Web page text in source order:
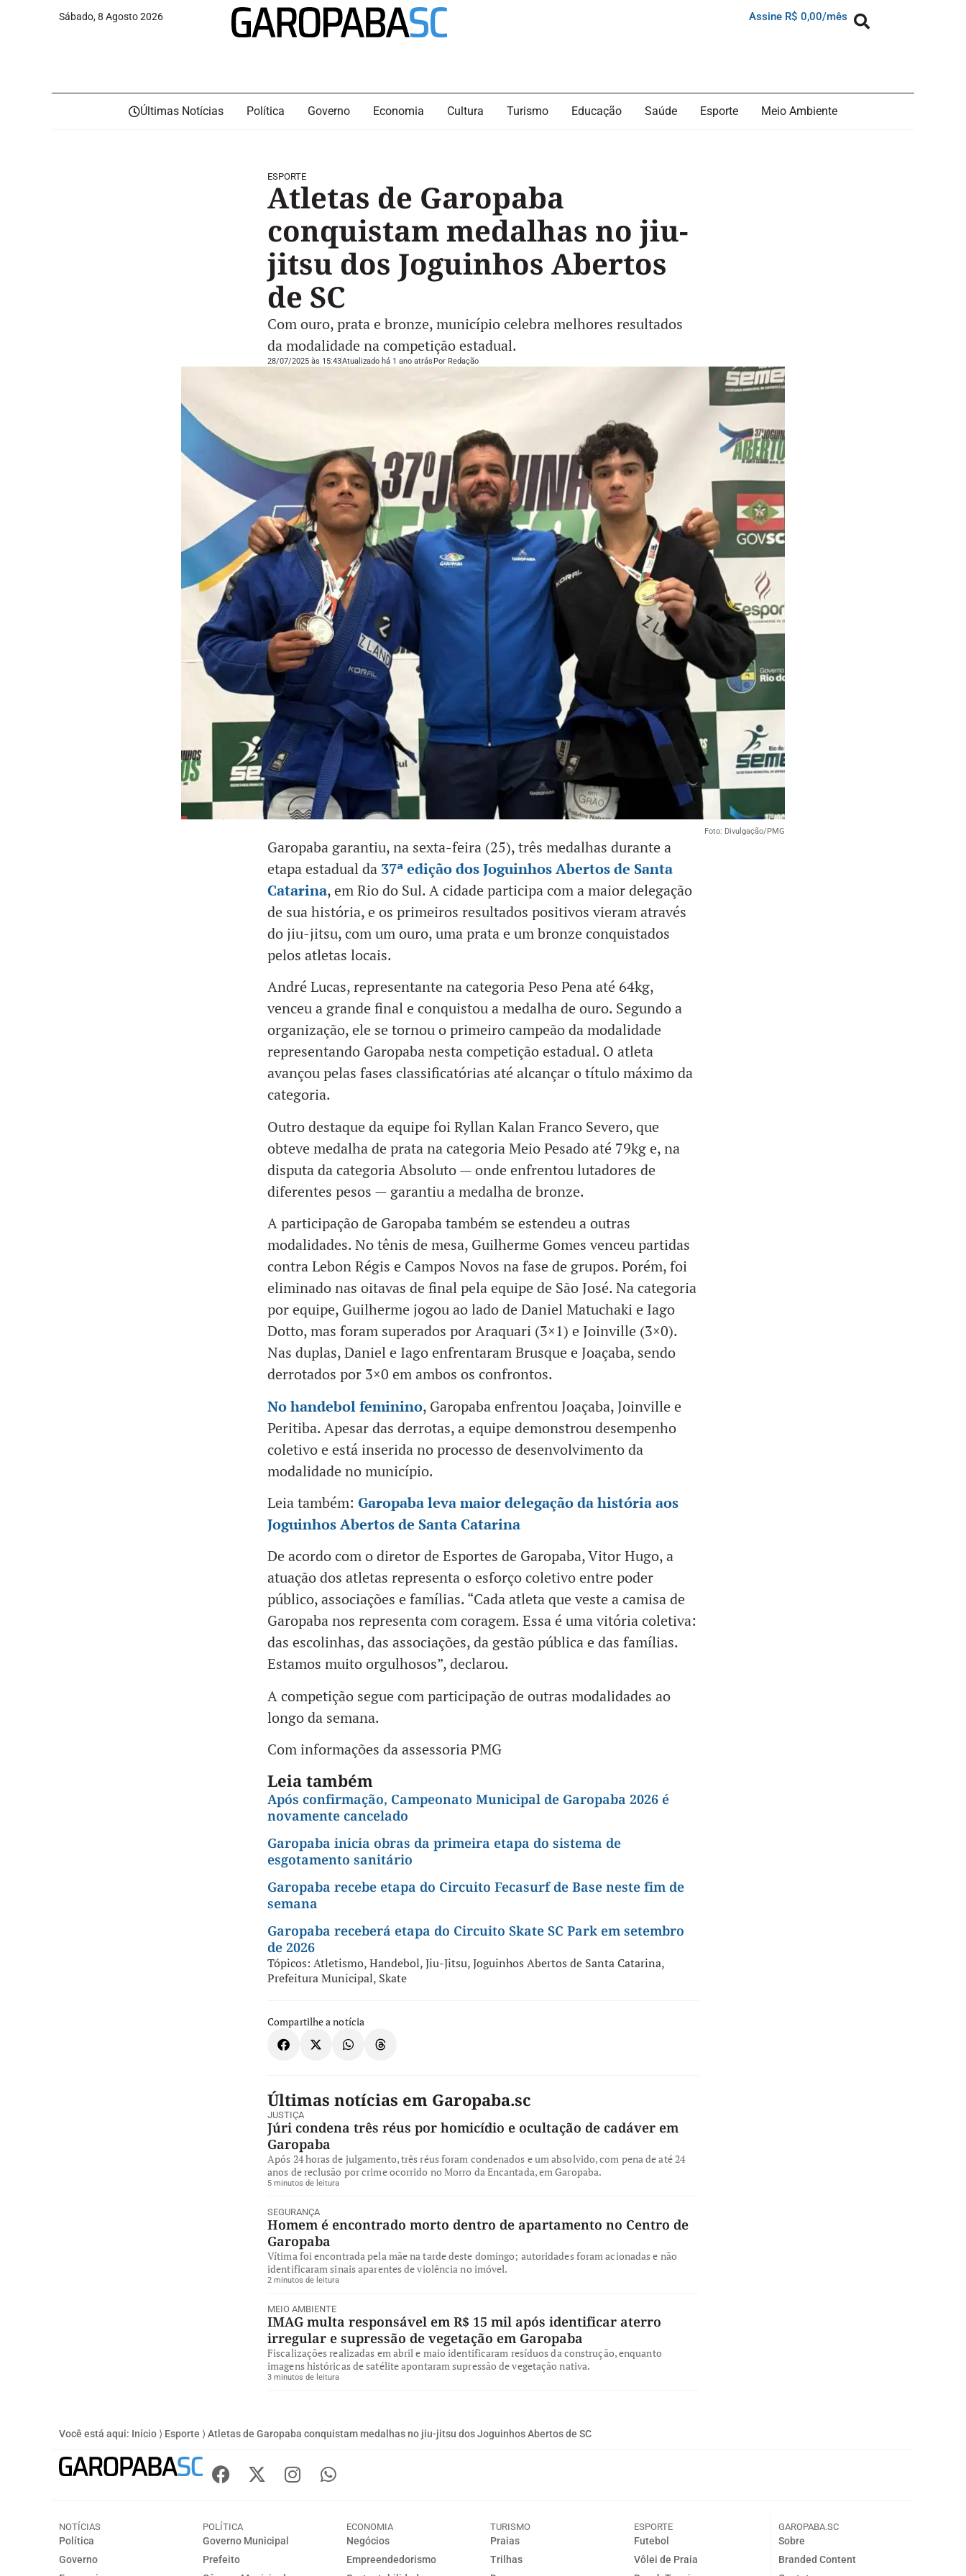
Sábado, 8 Agosto 2026 Assine R$ 0,00/mês
Últimas Notícias Política Governo Economia Cultura Turismo Educação Saúde Esporte Meio Ambiente
ESPORTE
Atletas de Garopaba
conquistam medalhas no jiu-
jitsu dos Joguinhos Abertos
de SC
Com ouro, prata e bronze, município celebra melhores resultados
da modalidade na competição estadual.
28/07/2025 às 15:43Atualizado há 1 ano atrás Por Redação
Foto: Divulgação/PMG
Garopaba garantiu, na sexta-feira (25), três medalhas durante a
etapa estadual da 37ª edição dos Joguinhos Abertos de Santa
Catarina, em Rio do Sul. A cidade participa com a maior delegação
de sua história, e os primeiros resultados positivos vieram através
do jiu-jitsu, com um ouro, uma prata e um bronze conquistados
pelos atletas locais.
André Lucas, representante na categoria Peso Pena até 64kg,
venceu a grande final e conquistou a medalha de ouro. Segundo a
organização, ele se tornou o primeiro campeão da modalidade
representando Garopaba nesta competição estadual. O atleta
avançou pelas fases classificatórias até alcançar o título máximo da
categoria.
Outro destaque da equipe foi Ryllan Kalan Franco Severo, que
obteve medalha de prata na categoria Meio Pesado até 79kg e, na
disputa da categoria Absoluto — onde enfrentou lutadores de
diferentes pesos — garantiu a medalha de bronze.
A participação de Garopaba também se estendeu a outras
modalidades. No tênis de mesa, Guilherme Gomes venceu partidas
contra Lebon Régis e Campos Novos na fase de grupos. Porém, foi
eliminado nas oitavas de final pela equipe de São José. Na categoria
por equipe, Guilherme jogou ao lado de Daniel Matuchaki e Iago
Dotto, mas foram superados por Araquari (3×1) e Joinville (3×0).
Nas duplas, Daniel e Iago enfrentaram Brusque e Joaçaba, sendo
derrotados por 3×0 em ambos os confrontos.
No handebol feminino, Garopaba enfrentou Joaçaba, Joinville e
Peritiba. Apesar das derrotas, a equipe demonstrou desempenho
coletivo e está inserida no processo de desenvolvimento da
modalidade no município.
Leia também: Garopaba leva maior delegação da história aos
Joguinhos Abertos de Santa Catarina
De acordo com o diretor de Esportes de Garopaba, Vitor Hugo, a
atuação dos atletas representa o esforço coletivo entre poder
público, associações e famílias. “Cada atleta que veste a camisa de
Garopaba nos representa com coragem. Essa é uma vitória coletiva:
das escolinhas, das associações, da gestão pública e das famílias.
Estamos muito orgulhosos”, declarou.
A competição segue com participação de outras modalidades ao
longo da semana.
Com informações da assessoria PMG
Leia também
Após confirmação, Campeonato Municipal de Garopaba 2026 é
novamente cancelado
Garopaba inicia obras da primeira etapa do sistema de
esgotamento sanitário
Garopaba recebe etapa do Circuito Fecasurf de Base neste fim de
semana
Garopaba receberá etapa do Circuito Skate SC Park em setembro
de 2026
Tópicos: Atletismo,Handebol,Jiu-Jitsu,Joguinhos Abertos de Santa Catarina,
Prefeitura Municipal, Skate
Compartilhe a notícia
Últimas notícias em Garopaba.sc
JUSTIÇA
Júri condena três réus por homicídio e ocultação de cadáver em
Garopaba
Após 24 horas de julgamento, três réus foram condenados e um absolvido, com pena de até 24
anos de reclusão por crime ocorrido no Morro da Encantada, em Garopaba.
5 minutos de leitura
SEGURANÇA
Homem é encontrado morto dentro de apartamento no Centro de
Garopaba
Vítima foi encontrada pela mãe na tarde deste domingo; autoridades foram acionadas e não
identificaram sinais aparentes de violência no imóvel.
2 minutos de leitura
MEIO AMBIENTE
IMAG multa responsável em R$ 15 mil após identificar aterro
irregular e supressão de vegetação em Garopaba
Fiscalizações realizadas em abril e maio identificaram resíduos da construção, enquanto
imagens históricas de satélite apontaram supressão de vegetação nativa.
3 minutos de leitura
Você está aqui: Início ⟩ Esporte ⟩ Atletas de Garopaba conquistam medalhas no jiu-jitsu dos Joguinhos Abertos de SC
NOTÍCIAS
Política
Governo
POLÍTICA
Governo Municipal
Prefeito
ECONOMIA
Negócios
Empreendedorismo
TURISMO
Praias
Trilhas
ESPORTE
Futebol
Vôlei de Praia
GAROPABA.SC
Sobre
Branded Content